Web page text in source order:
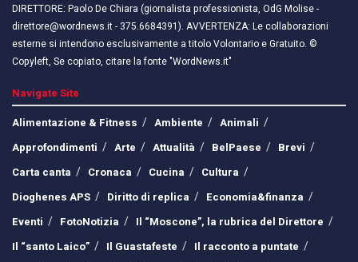
DIRETTORE: Paolo De Chiara (giornalista professionista, OdG Molise -
direttore@wordnews.it - ​​375.6684391). AVVERTENZA: Le collaborazioni
esterne si intendono esclusivamente a titolo Volontario e Gratuito. ©
Copyleft, Se copiato, citare la fonte "WordNews.it"
Navigate Site
Alimentazione & Fitness
Ambiente
Animali
Approfondimenti
Arte Attualità BelPaese
Brevi
Carta canta
Cronaca Cucina
Cultura
Dioghenes APS
Diritto di replica
Economia&finanza
Eventi
FotoNotizia
Il “Moscone”, la rubrica del Direttore
Il “santo Laico”
Il Guastafeste
Il racconto a puntate